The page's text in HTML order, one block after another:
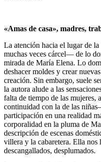
«Amas de casa», madres,
La atención hacia el lugar de
muchas veces cárcel— de lo
mirada de María Elena. Lo
deshacer moldes y crear
creación. Sin embargo, suele
la autora alude a las
falta de tiempo de las
continuidad con la de las
participación en una realidad
corporalidad en la pluma de
descripción de escenas
villera y la cabaretera. Ella nos
descangallados, desplumados.